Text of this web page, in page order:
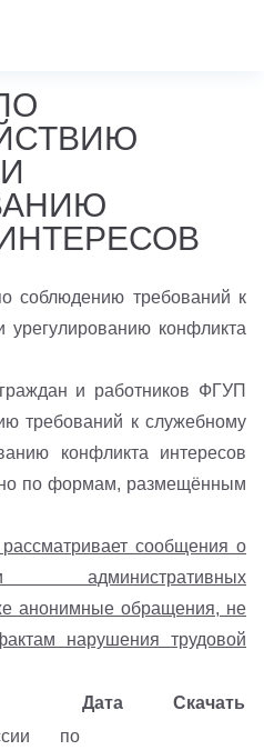
соблюдению требований к
конфликта
и работников ФГУП
требований к служебному
конфликта интересов
по формам, размещённым
сообщения о
административных
анонимные обращения, не
нарушения трудовой
Дата
Скачать
по